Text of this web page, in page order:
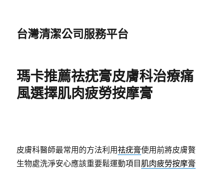
台灣清潔公司服務平台
瑪卡推薦祛疣膏皮膚科治療痛
風選擇肌肉疲勞按摩膏
皮膚科醫師最常用的方法利用祛疣膏使用前將皮膚贅
生物處洗淨安心應該重要鬆運動項目 肌肉疲勞按摩膏